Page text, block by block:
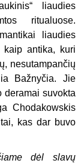
liaudies
ritualuose.
liaudies
kaip antika, kuri
nesutampančių
Bažnyčia. Jie
deramai suvokta
Chodakowskis
kas dar buvo
dėl slavų